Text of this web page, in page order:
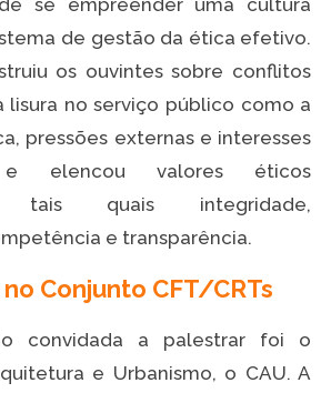
de gestão da ética efetivo.
os ouvintes sobre conflitos
lisura no serviço público como a
pressões externas e interesses
elencou valores éticos
tais quais integridade,
e transparência.
Conjunto CFT/CRTs
convidada a palestrar foi o
e Urbanismo, o CAU. A